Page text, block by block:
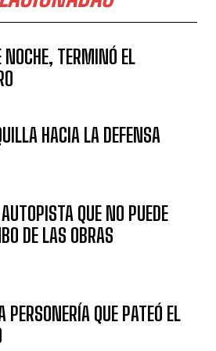
NOCHE, TERMINÓ EL
HACIA LA DEFENSA
QUE NO PUEDE
DE LAS OBRAS
PERSONERÍA QUE PATEÓ EL